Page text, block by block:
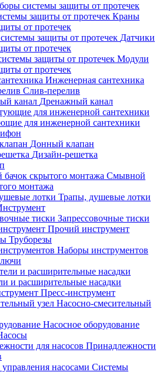
системы защиты от протечек
Краны
от протечек
Датчики
от протечек
Модули
от протечек
Инженерная сантехника
Слив-перелив
Дренажный канал
для инженерной сантехники
Донный клапан
Дизайн-решетка
Смывной
монтажа
Трапы, душевые лотки
Запрессовочные тиски
Прочий инструмент
Труборезы
Наборы инструментов
и расширительные насадки
Пресс-инструмент
Насосно-смесительный
Насосное оборудование
Принадлежности
Системы